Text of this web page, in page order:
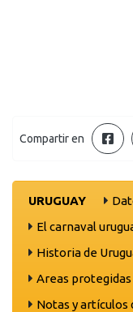
Compartir en
URUGUAY
El carnaval
Historia de
Areas protegidas
Notas y artículos